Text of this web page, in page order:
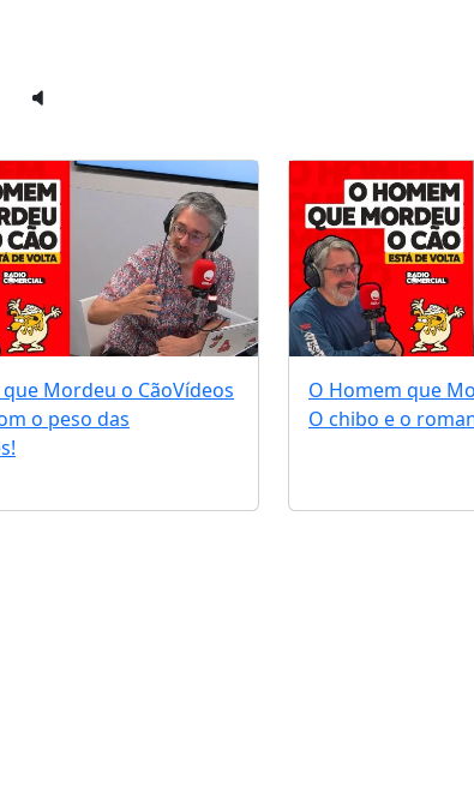
Mordeu o CãoVídeos
o peso das
O Homem que
O chibo e o